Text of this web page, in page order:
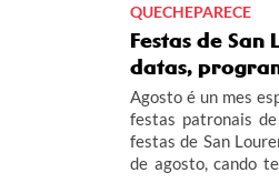
QUECHEPARECE
Festas de San
datas,
Agosto é un mes
festas patronais
festas de San
de agosto, cando